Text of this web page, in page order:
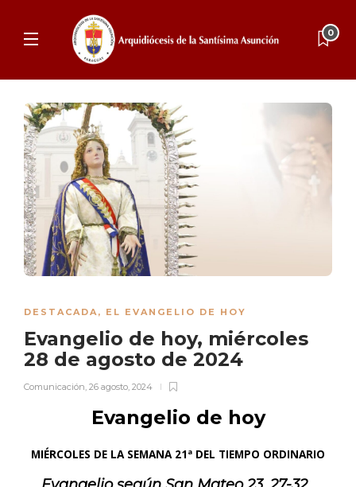
0
DESTACADA, EL EVANGELIO DE HOY
Evangelio de hoy, miércoles
28 de agosto de 2024
Comunicación, 26 agosto, 2024
Evangelio de hoy
MIÉRCOLES DE LA SEMANA 21ª DEL TIEMPO ORDINARIO